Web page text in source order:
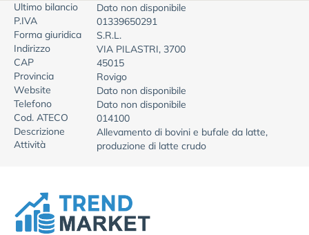
Ultimo bilancio
Dato non disponibile
P.IVA
01339650291
Forma giuridica
S.R.L.
Indirizzo
VIA PILASTRI, 3700
CAP
45015
Provincia
Rovigo
Website
Dato non disponibile
Telefono
Dato non disponibile
Cod. ATECO
014100
Descrizione
Attività
Allevamento di bovini e bufale da latte,
produzione di latte crudo